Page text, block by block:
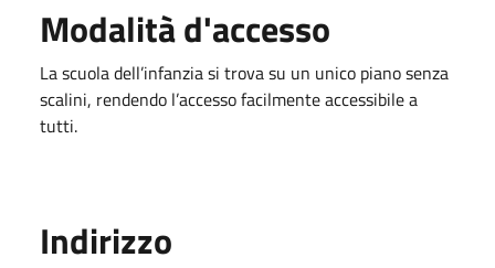
Modalità d'accesso
La scuola dell’infanzia si trova su un unico piano senza
scalini, rendendo l’accesso facilmente accessibile a
tutti.
Indirizzo